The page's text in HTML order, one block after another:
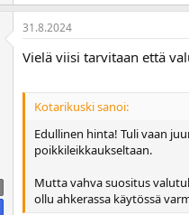
31.8.2024
Vielä viisi tarvitaan että
Kotarikuski sanoi:
Edullinen hinta! Tuli vaan
poikkileikkaukseltaan.
Mutta vahva suositus
ollu ahkerassa käytössä